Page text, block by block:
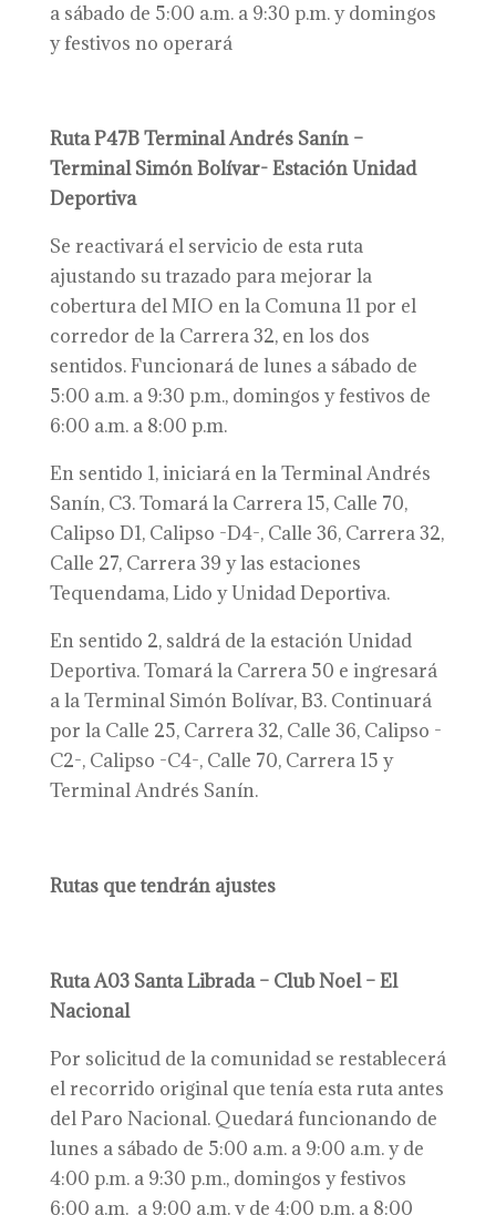
a sábado de 5:00 a.m. a 9:30 p.m. y domingos
y festivos no operará
Ruta P47B Terminal Andrés Sanín –
Terminal Simón Bolívar- Estación Unidad
Deportiva
Se reactivará el servicio de esta ruta
ajustando su trazado para mejorar la
cobertura del MIO en la Comuna 11 por el
corredor de la Carrera 32, en los dos
sentidos. Funcionará de lunes a sábado de
5:00 a.m. a 9:30 p.m., domingos y festivos de
6:00 a.m. a 8:00 p.m.
En sentido 1, iniciará en la Terminal Andrés
Sanín, C3. Tomará la Carrera 15, Calle 70,
Calipso D1, Calipso -D4-, Calle 36, Carrera 32,
Calle 27, Carrera 39 y las estaciones
Tequendama, Lido y Unidad Deportiva.
En sentido 2, saldrá de la estación Unidad
Deportiva. Tomará la Carrera 50 e ingresará
a la Terminal Simón Bolívar, B3. Continuará
por la Calle 25, Carrera 32, Calle 36, Calipso -
C2-, Calipso -C4-, Calle 70, Carrera 15 y
Terminal Andrés Sanín.
Rutas que tendrán ajustes
Ruta A03 Santa Librada – Club Noel – El
Nacional
Por solicitud de la comunidad se restablecerá
el recorrido original que tenía esta ruta antes
del Paro Nacional. Quedará funcionando de
lunes a sábado de 5:00 a.m. a 9:00 a.m. y de
4:00 p.m. a 9:30 p.m., domingos y festivos
6:00 a.m. a 9:00 a.m. y de 4:00 p.m. a 8:00